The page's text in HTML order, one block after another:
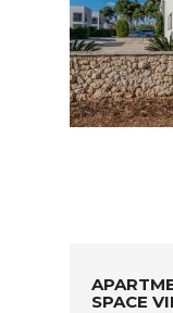
SPACE